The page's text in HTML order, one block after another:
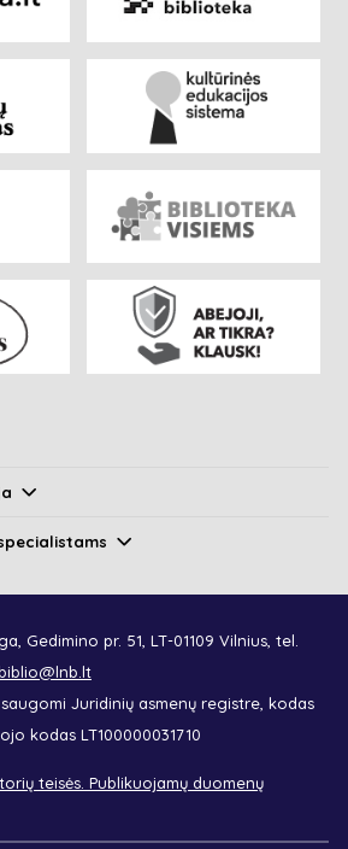
Gedimino pr. 51, LT-01109 Vilnius, tel.
Juridinių asmenų registre, kodas
kodas LT100000031710
teisės. Publikuojamų duomenų